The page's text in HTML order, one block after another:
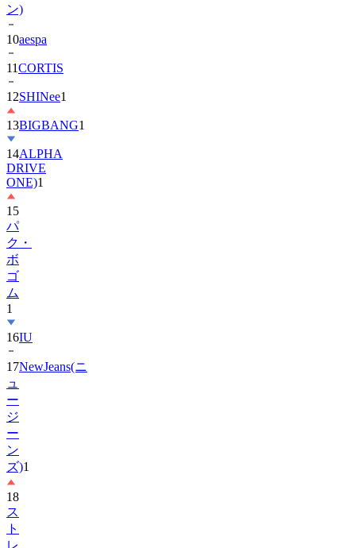
10aespa
11CORTIS
12SHINee1
13BIGBANG
14ALPHA
DRIVE
ONE)1
15
パ
ク・
ボ
ゴ
ム
1
16
17NewJeans(ニ
ュ
ー
ジ
ー
ン
ズ)
18
ス
ト
レ
イ